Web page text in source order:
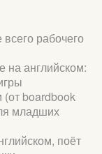
рабочего
на английском:
(от boardbook
младших
поёт